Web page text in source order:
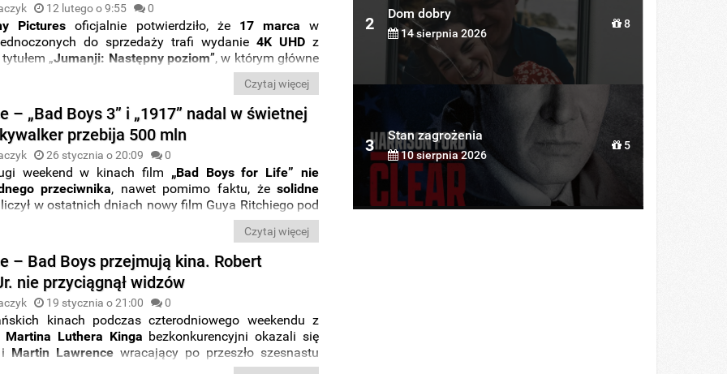
12 lutego o 9:55 0
Picturesoficjalnie potwierdziło, że17 marcaw
do sprzedaży trafi wydanie4K UHD z
„Jumanji: Następny poziom”, w którym główne
Jack Black, Nick Jonasi
oraz listęmateriałów
Czytaj więcej
– „Bad Boys 3” i „1917” nadal w świetnej
przebija 500 mln
26 stycznia o 20:09 0
weekend w kinach film „Bad Boys for Life” nie
przeciwnika, nawet pomimo faktu, żesolidne
w ostatnich dniach nowy film Guya Ritchiego pod
natomiastdruga
”, który nie załapał
piątki.
Czytaj więcej
– Bad Boys przejmują kina. Robert
nie przyciągnął widzów
19 stycznia o 21:00 0
kinach podczas czterodniowego weekendu z
Martina Luthera Kinga bezkonkurencyjni okazali się
i Martin Lawrence wracający po przeszło szesnastu
Doktor Dolittle”,
2
Dom dobry
14 sierpnia 2026
8
3
Stan zagrożenia
10 sierpnia 2026
5